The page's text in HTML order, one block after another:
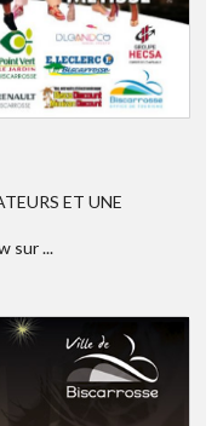
ET UNE
sur ...